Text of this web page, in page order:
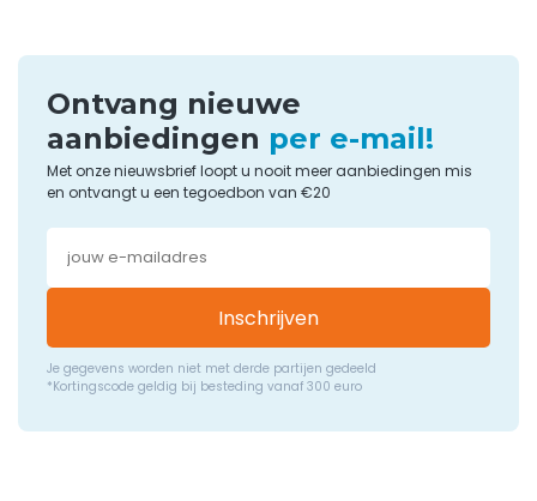
Ontvang nieuwe
aanbiedingen per e-mail!
Met onze nieuwsbrief loopt u nooit meer aanbiedingen mis
en ontvangt u een tegoedbon van €20
Inschrijven
Je gegevens worden niet met derde partijen gedeeld
*Kortingscode geldig bij besteding vanaf 300 euro